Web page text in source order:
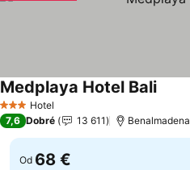
3 Počet hviezdičiek
Hotel
Medplaya Hotel Bali
7,6 Dobré 13 611 Benalmadena
Od 68 €